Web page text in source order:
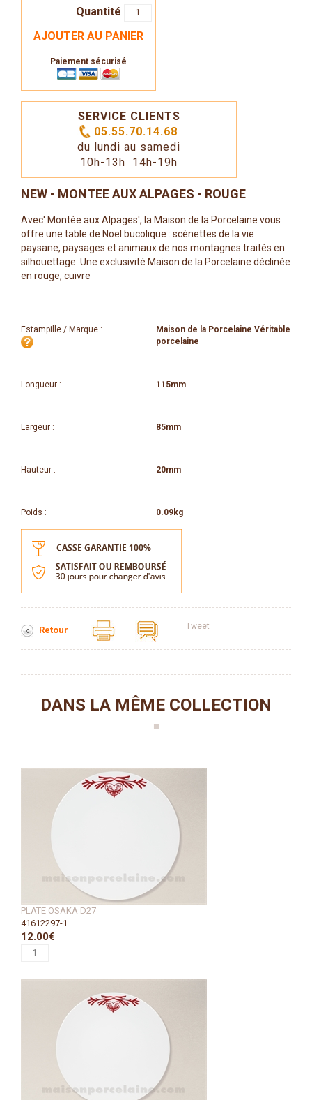
Quantité
AJOUTER AU PANIER
Paiement sécurisé
SERVICE CLIENTS
05.55.70.14.68
du lundi au samedi
10h-13h 14h-19h
NEW - MONTEE AUX ALPAGES - ROUGE
Avec' Montée aux Alpages', la Maison de la Porcelaine vous
offre une table de Noël bucolique : scènettes de la vie
paysane, paysages et animaux de nos montagnes traités en
silhouettage. Une exclusivité Maison de la Porcelaine déclinée
en rouge, cuivre
Estampille / Marque :
Maison de la Porcelaine Véritable
porcelaine
Longueur : 115mm
Largeur : 85mm
Hauteur : 20mm
Poids : 0.09kg
Retour Tweet
DANS LA MÊME COLLECTION
PLATE OSAKA D27
41612297-1
12.00€